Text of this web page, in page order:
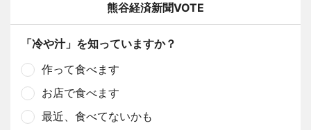
熊谷経済新聞VOTE
「冷や汁」を知っていますか？
作って食べます
お店で食べます
最近、食べてないかも